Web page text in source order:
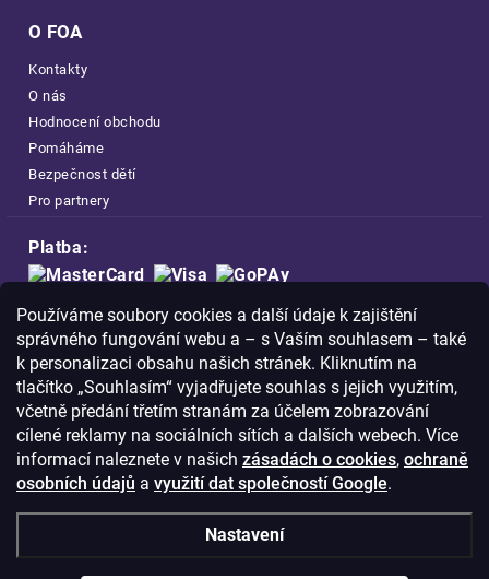
Používáme soubory cookies a další údaje k zajištění
správného fungování webu a – s Vaším souhlasem – také
k personalizaci obsahu našich stránek. Kliknutím na
tlačítko „Souhlasím“ vyjadřujete souhlas s jejich využitím,
včetně předání třetím stranám za účelem zobrazování
cílené reklamy na sociálních sítích a dalších webech. Více
informací naleznete v našich zásadách o cookies, ochraně
osobních údajů a využití dat společností Google.
Nastavení
O FOA
Kontakty
O nás
Hodnocení obchodu
Pomáháme
Bezpečnost dětí
Pro partnery
Platba:
Doprava:
Nakupujte na FOA bezpečně a bez obav.
Díky HTTPS protokolu jsou Vaše citlivá
data v naprostém bezpečí.
© Copyright2026Westlogic s.r.o.,
IČO: 28637372